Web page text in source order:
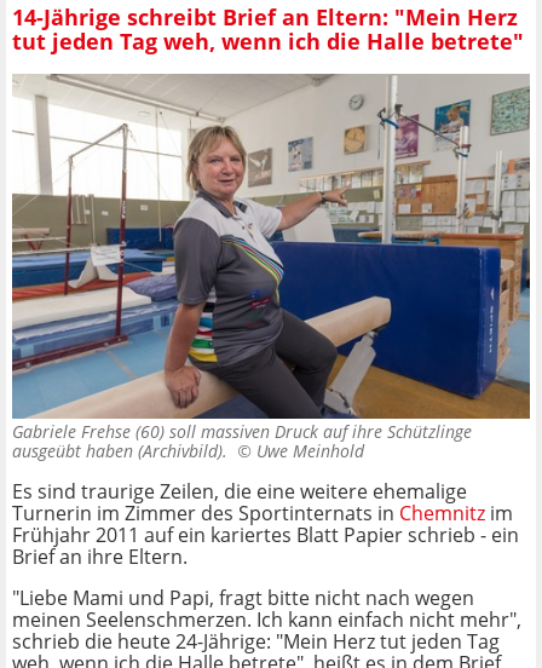
14-Jährige schreibt Brief an Eltern: "Mein Herz
tut jeden Tag weh, wenn ich die Halle betrete"
Gabriele Frehse (60) soll massiven Druck auf ihre Schützlinge
ausgeübt haben (Archivbild). © Uwe Meinhold
Es sind traurige Zeilen, die eine weitere ehemalige
Turnerin im Zimmer des Sportinternats in Chemnitz im
Frühjahr 2011 auf ein kariertes Blatt Papier schrieb - ein
Brief an ihre Eltern.
"Liebe Mami und Papi, fragt bitte nicht nach wegen
meinen Seelenschmerzen. Ich kann einfach nicht mehr",
schrieb die heute 24-Jährige: "Mein Herz tut jeden Tag